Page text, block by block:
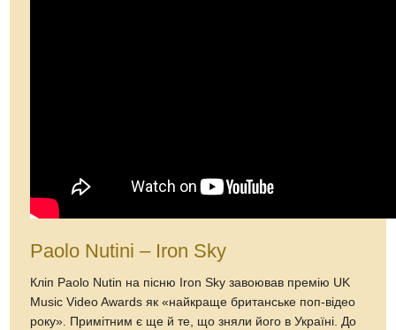
Paolo Nutini – Iron Sky
Кліп Paolo Nutin на пісню Iron Sky завоював премію UK
Music Video Awards як «найкраще британське поп-відео
року». Примітним є ще й те, що зняли його в Україні. До